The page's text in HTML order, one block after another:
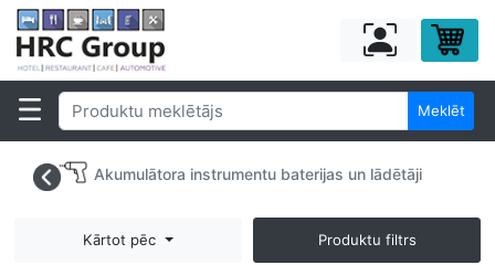
Meklēt
Akumulātora instrumentu baterijas un lādētāji
Kārtot pēc Produktu filtrs